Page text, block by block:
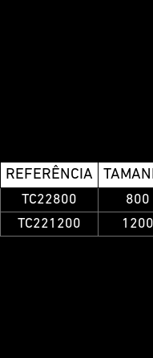
REFERÊNCIA
TC22800 800
TC221200
1200